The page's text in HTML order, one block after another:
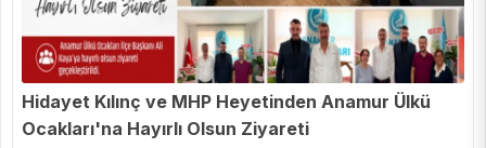
Hidayet Kılınç ve MHP Heyetinden Anamur Ülkü
Ocakları'na Hayırlı Olsun Ziyareti